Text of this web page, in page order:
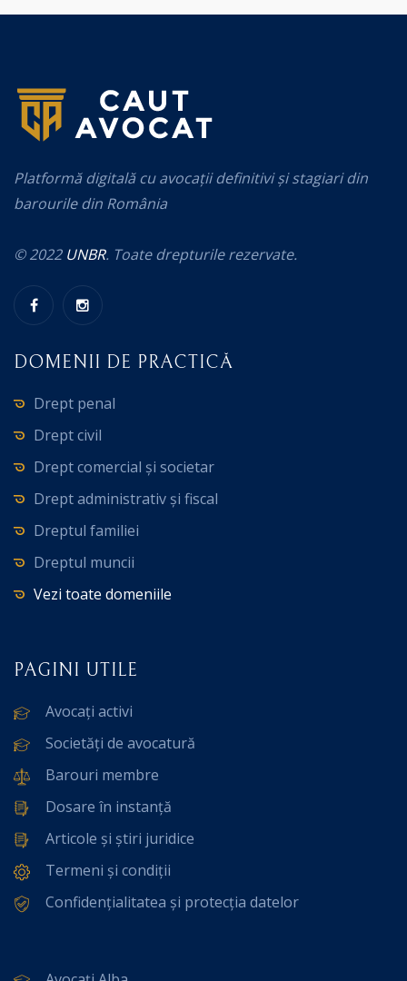
Platformă digitală cu avocații definitivi și stagiari din
barourile din România
© 2022 UNBR. Toate drepturile rezervate.
DOMENII DE PRACTICĂ
Drept penal
Drept civil
Drept comercial și societar
Drept administrativ și fiscal
Dreptul familiei
Dreptul muncii
Vezi toate domeniile
PAGINI UTILE
Avocați activi
Societăți de avocatură
Barouri membre
Dosare în instanță
Articole și știri juridice
Termeni și condiții
Confidențialitatea și protecția datelor